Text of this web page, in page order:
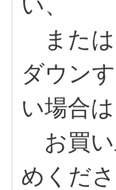
または
ダウン
い場合は
お買い
めくださ